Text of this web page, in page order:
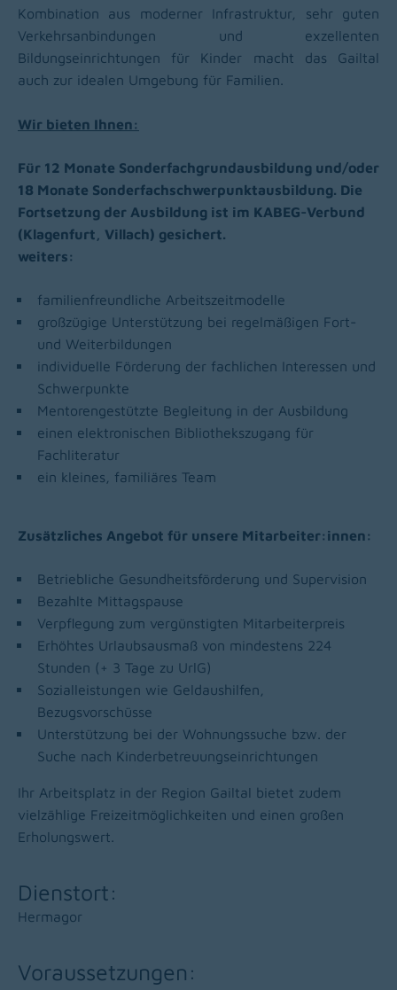
Kombination aus moderner Infrastruktur, sehr guten
Verkehrsanbindungen und exzellenten
Bildungseinrichtungen für Kinder macht das Gailtal
auch zur idealen Umgebung für Familien.
Wir bieten Ihnen:
Für 12 Monate Sonderfachgrundausbildung und/oder
18 Monate Sonderfachschwerpunktausbildung. Die
Fortsetzung der Ausbildung ist im KABEG-Verbund
(Klagenfurt, Villach) gesichert.
weiters:
familienfreundliche Arbeitszeitmodelle
großzügige Unterstützung bei regelmäßigen Fort-
und Weiterbildungen
individuelle Förderung der fachlichen Interessen und
Schwerpunkte
Mentorengestützte Begleitung in der Ausbildung
einen elektronischen Bibliothekszugang für
Fachliteratur
ein kleines, familiäres Team
Zusätzliches Angebot für unsere Mitarbeiter:innen:
Betriebliche Gesundheitsförderung und Supervision
Bezahlte Mittagspause
Verpflegung zum vergünstigten Mitarbeiterpreis
Erhöhtes Urlaubsausmaß von mindestens 224
Stunden (+ 3 Tage zu UrlG)
Sozialleistungen wie Geldaushilfen,
Bezugsvorschüsse
Unterstützung bei der Wohnungssuche bzw. der
Suche nach Kinderbetreuungseinrichtungen
Ihr Arbeitsplatz in der Region Gailtal bietet zudem
vielzählige Freizeitmöglichkeiten und einen großen
Erholungswert.
Dienstort:
Hermagor
Voraussetzungen: